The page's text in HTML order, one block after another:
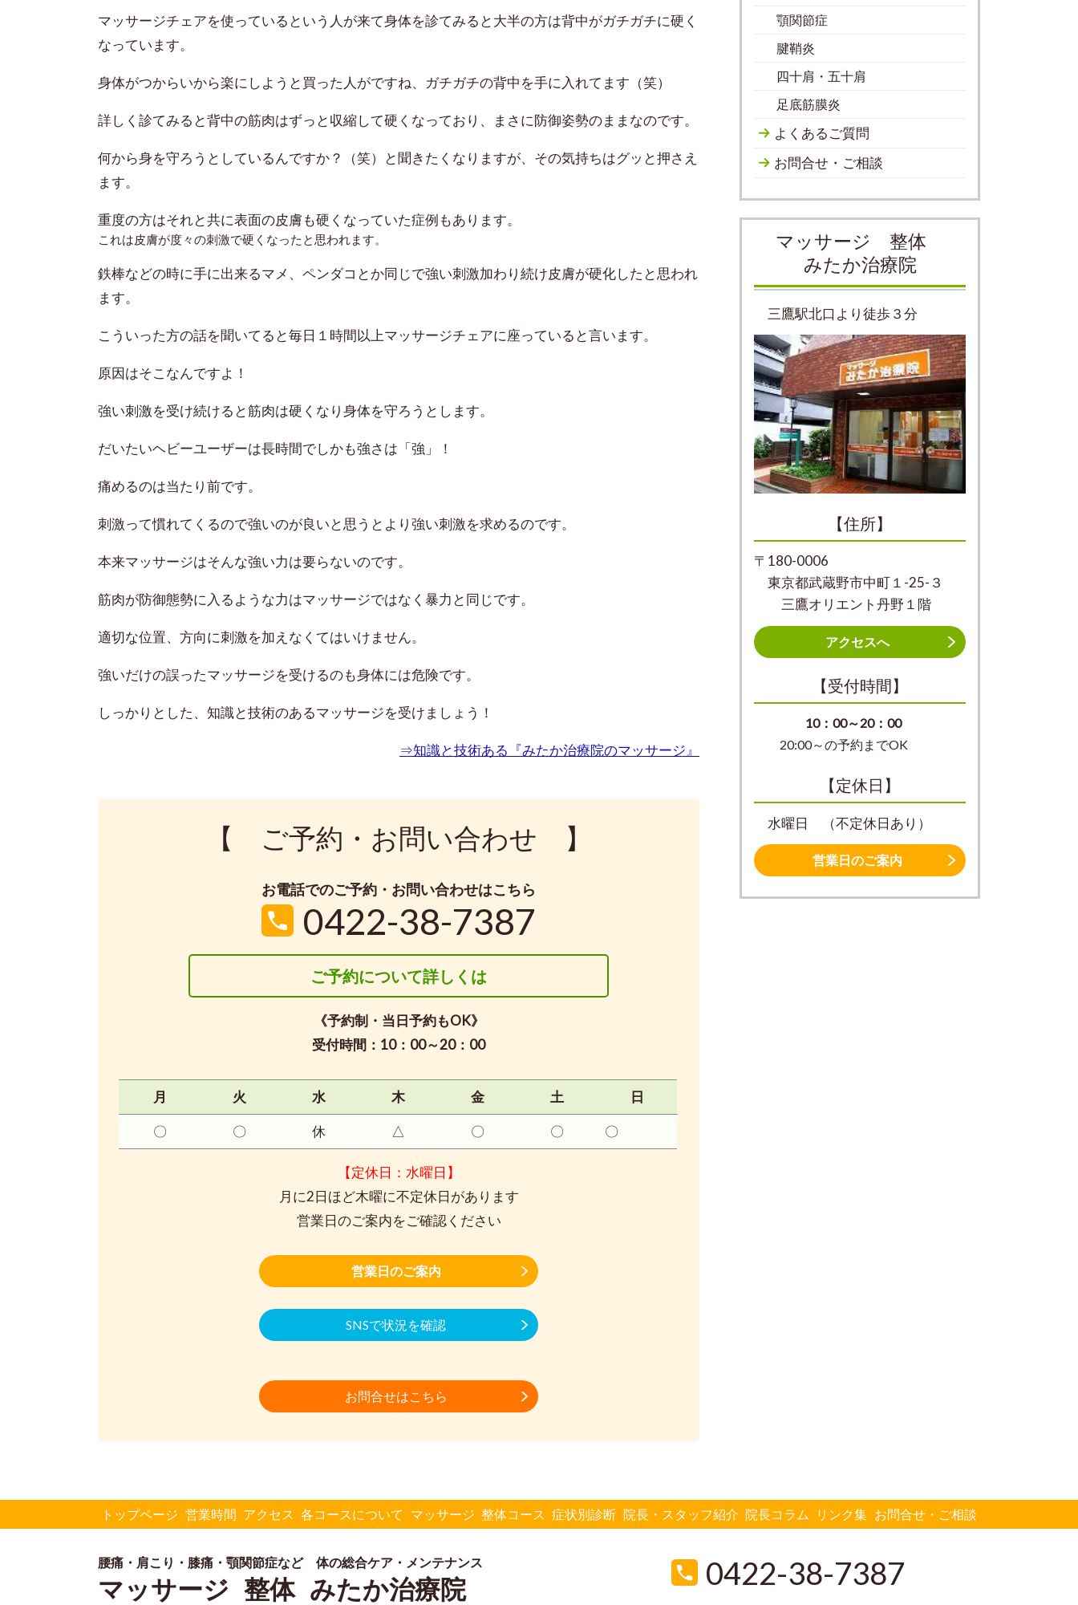
マッサージチェアを使っているという人が来て身体を診てみると大半の方は背中がガチガチに硬く
なっています。
身体がつからいから楽にしようと買った人がですね、ガチガチの背中を手に入れてます（笑）
詳しく診てみると背中の筋肉はずっと収縮して硬くなっており、まさに防御姿勢のままなのです。
何から身を守ろうとしているんですか？（笑）
と聞きたくなりますが、その気持ちはグッと押さえ
ます。
重度の方はそれと共に表面の皮膚も硬くなっていた症例もあります。
これは皮膚が度々の刺激で硬くなったと思われます。
鉄棒などの時に手に出来るマメ、ペンダコとか同じで強い刺激加わり続け皮膚が硬化したと思われ
ます。
こういった方の話を聞いてると毎日１時間以上マッサージチェアに座っていると言います。
原因はそこなんですよ！
強い刺激を受け続けると筋肉は硬くなり身体を守ろうとします。
だいたいヘビーユーザーは長時間でしかも強さは「強」！
痛めるのは当たり前です。
刺激って慣れてくるので強いのが良いと思うとより強い刺激を求めるのです。
本来マッサージはそんな強い力は要らないのです。
筋肉が防御態勢に入るような力はマッサージではなく暴力と同じです。
適切な位置、方向に刺激を加えなくてはいけません。
強いだけの誤ったマッサージを受けるのも身体には危険です。
しっかりとした、知識と技術のあるマッサージを受けましょう！
⇒知識と技術ある『みたか治療院のマッサージ』
【 ご予約・お問い合わせ 】
お電話でのご予約・お問い合わせはこちら
0422-38-7387
ご予約について詳しくは
《予約制・当日予約もOK》
受付時間：10：00～20：00
月 火 水 木 金 土 日
〇 〇 休 △ 〇 〇 〇
【定休日：水曜日】
月に2日ほど木曜に不定休日があります
営業日のご案内をご確認ください
営業日のご案内
SNSで状況を確認
お問合せはこちら
顎関節症
腱鞘炎
四十肩・五十肩
足底筋膜炎
よくあるご質問
お問合せ・ご相談
マッサージ 整体
みたか治療院
三鷹駅北口より徒歩３分
【住所】
〒180-0006
東京都武蔵野市中町１-25-３
三鷹オリエント丹野１階
アクセスへ
【受付時間】
10：00～20：00
20:00～の予約までOK
【定休日】
水曜日 （不定休日あり）
営業日のご案内
トップページ 営業時間 アクセス 各コースについて マッサージ 整体コース 症状別診断 院長・スタッフ紹介 院長コラム リンク集 お問合せ・ご相談
腰痛・肩こり・膝痛・顎関節症など 体の総合ケア・メンテナンス
マッサージ 整体 みたか治療院 0422-38-7387